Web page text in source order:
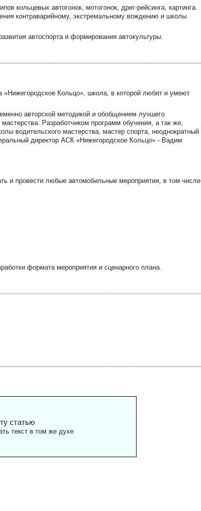
кольцевых автогонок, мотогонок, дрег-рейсинга, картинга.
контраварийному, экстремальному вождению и школы
автоспорта и формирования автокультуры.
«Нижегородское Кольцо», школа, в которой любят и умеют
авторской методикой и обобщением лучшего
Разработчиком программ обучения, а так же,
водительского мастерства, мастер спорта, неоднократный
директор АСК «Нижегородское Кольцо» - Вадим
и провести любые автомобильные мероприятия, в том числе
формата мероприятия и сценарного плана.
статью
текст в том же духе